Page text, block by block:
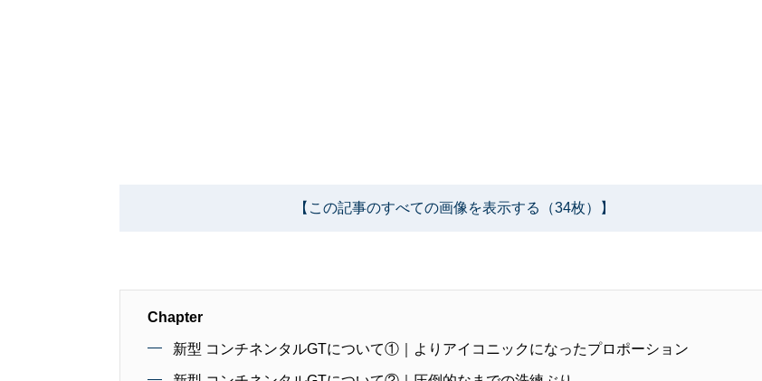
【この記事のすべての画像を表示する（34枚）】
Chapter
新型 コンチネンタルGTについて①｜よりアイコニックになったプロポーション